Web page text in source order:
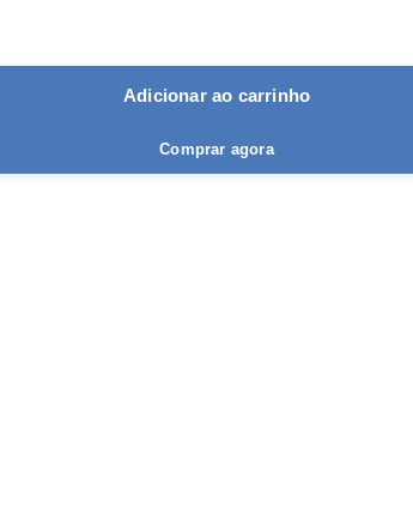
Adicionar ao carrinho
Comprar agora